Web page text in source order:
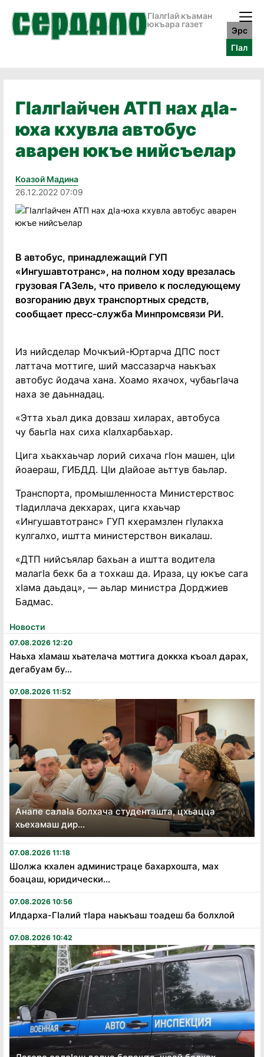
ГӀалгӀай къаман
юкъара газет
Эрс
ГӀал
Новости
07.08.2026 12:20
Наьха хӏамаш хьателача моттига доккха къоал дарах,
дегабуам бу...
07.08.2026 11:52
Анапе салаӏа болхача студенташта, цхьацца
хьехамаш дир...
07.08.2026 11:18
Шолжа кхален администраце бахархошта, мах
боацаш, юридически...
07.08.2026 10:56
Илдарха-Гӏалий тӏара наькъаш тоадеш ба болхлой
07.08.2026 10:42
ГIалгIайчен АТП нах дIа-
юха кхувла автобус
аварен юкъе нийсъелар
Коазой Мадина
26.12.2022 07:09
В автобус, принадлежащий ГУП
«Ингушавтотранс», на полном ходу врезалась
грузовая ГАЗель, что привело к последующему
возгоранию двух транспортных средств,
сообщает пресс-служба Минпромсвязи РИ.
Из нийсделар Мочкъий-Юртарча ДПС пост
латтача моттиге, ший массазарча наькъах
автобус йодача хана. Хоамо яхачох, чубаьгIача
наха зе даьннадац.
«Этта хьал дика довзаш хиларах, автобуса
чу баьгIа нах сиха кIалхарбаьхар.
Цига хьакхаьчар лорий сихача гIон машен, цIи
йоаераш, ГИБДД. ЦIи дIайоае аьттув баьлар.
Транспорта, промышленноста Министерствос
тIадиллача декхарах, цига кхаьчар
«Ингушавтотранс» ГУП кхерамзлен гIулакха
кулгалхо, иштта министерствон викалаш.
«ДТП нийсъялар бахьан а иштта водитела
малагIа бехк ба а тохкаш да. Ираза, цу юкъе сага
хIама даьдац», — аьлар министра Дорджиев
Бадмас.